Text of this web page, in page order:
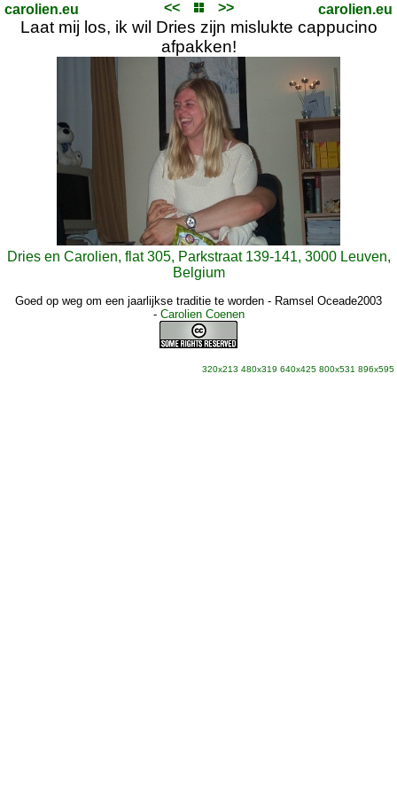
carolien.eu << >> carolien.eu
Laat mij los, ik wil Dries zijn mislukte cappucino
afpakken!
Dries en Carolien, flat 305, Parkstraat 139-141, 3000 Leuven,
Belgium
Goed op weg om een jaarlijkse traditie te worden - Ramsel Oceade2003
- Carolien Coenen
320x213 480x319 640x425 800x531 896x595